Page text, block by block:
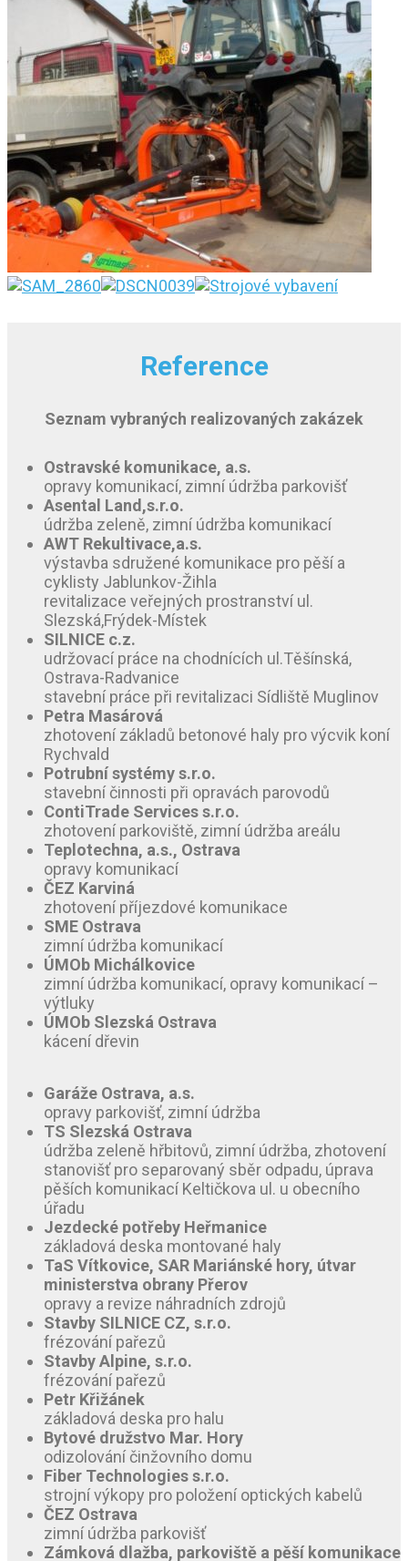
Reference
Seznam vybraných realizovaných zakázek
Ostravské komunikace, a.s.
opravy komunikací, zimní údržba parkovišť
Asental Land,s.r.o.
údržba zeleně, zimní údržba komunikací
AWT Rekultivace,a.s.
výstavba sdružené komunikace pro pěší a
cyklisty Jablunkov-Žihla
revitalizace veřejných prostranství ul.
Slezská,Frýdek-Místek
SILNICE c.z.
udržovací práce na chodnících ul.Těšínská,
Ostrava-Radvanice
stavební práce při revitalizaci Sídliště Muglinov
Petra Masárová
zhotovení základů betonové haly pro výcvik koní
Rychvald
Potrubní systémy s.r.o.
stavební činnosti při opravách parovodů
ContiTrade Services s.r.o.
zhotovení parkoviště, zimní údržba areálu
Teplotechna, a.s., Ostrava
opravy komunikací
ČEZ Karviná
zhotovení příjezdové komunikace
SME Ostrava
zimní údržba komunikací
ÚMOb Michálkovice
zimní údržba komunikací, opravy komunikací –
výtluky
ÚMOb Slezská Ostrava
kácení dřevin
Garáže Ostrava, a.s.
opravy parkovišť, zimní údržba
TS Slezská Ostrava
údržba zeleně hřbitovů, zimní údržba, zhotovení
stanovišť pro separovaný sběr odpadu, úprava
pěších komunikací Keltičkova ul. u obecního
úřadu
Jezdecké potřeby Heřmanice
základová deska montované haly
TaS Vítkovice, SAR Mariánské hory, útvar
ministerstva obrany Přerov
opravy a revize náhradních zdrojů
Stavby SILNICE CZ, s.r.o.
frézování pařezů
Stavby Alpine, s.r.o.
frézování pařezů
Petr Křižánek
základová deska pro halu
Bytové družstvo Mar. Hory
odizolování činžovního domu
Fiber Technologies s.r.o.
strojní výkopy pro položení optických kabelů
ČEZ Ostrava
zimní údržba parkovišť
Zámková dlažba, parkoviště a pěší komunikace